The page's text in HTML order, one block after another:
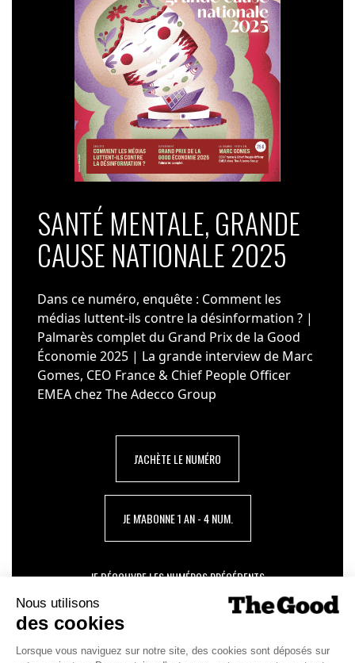
SANTÉ MENTALE, GRANDE
CAUSE NATIONALE 2025
Dans ce numéro, enquête : Comment les
médias luttent-ils contre la désinformation ? |
Palmarès complet du Grand Prix de la Good
Économie 2025 | La grande interview de Marc
Gomes, CEO France & Chief People Officer
EMEA chez The Adecco Group
J'ACHÈTE LE NUMÉRO
JE M'ABONNE 1 AN - 4 NUM.
JE DÉCOUVRE LES NUMÉROS PRÉCÉDENTS
Je suis déjà abonné(e) :
version digitale